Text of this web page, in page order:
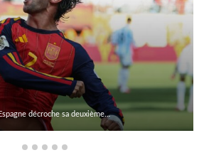
décroche sa deuxième…